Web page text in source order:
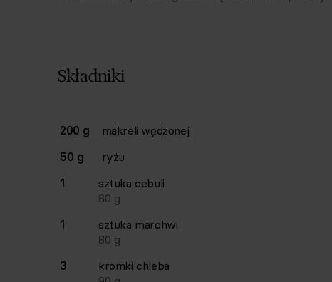
Składniki
Lista składników przepisu z ilościami i wagami
Ilość Składnik
200 g
makreli wędzonej
50 g
ryżu
1
sztuka cebuli
80 g
1
sztuka marchwi
80 g
3
kromki chleba